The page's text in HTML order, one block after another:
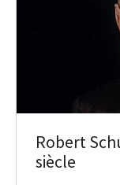
Robert
siècle